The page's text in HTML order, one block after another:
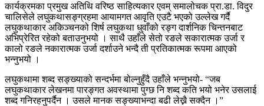
कार्यक्रमका प्रमुख अतिथि वरिष्ठ साहित्यकार एवम् समालोचक प्रा.डा. विदुर
चालिसेले लघुकथासङ्ग्रहमा आयामगत आवृति एउटै भएको उल्लेख गर्दै
लघुकथाकार अकिञ्चनको शिर्ष लघुकथा धुवाँको रङ्ग दार्शनिक चिन्तनबाट
अभिप्रेरित रहेको बताउनुभयो । साथै उहाँले सेतो रङले सकारात्मक उर्जा र
कालो रङले नकारात्मक उर्जा दर्शाउने भन्दै ती प्रतिकात्मक रूपमा आएको
भन्नुभयो ।
लघुकथामा शब्द सङ्ख्याको सन्दर्भमा बोल्नुहुँदै उहाँले भन्नुभयो- “जब
लघुकथाकार लेखनमा पारङ्गत अवस्थामा पुग्छ नि शब्द कति भयो भनेर उसलाई
शब्द गनिरहनुपर्दैन । उसले मानक सङ्ख्याभन्दा बढी लेख्नै सक्दैन ।”